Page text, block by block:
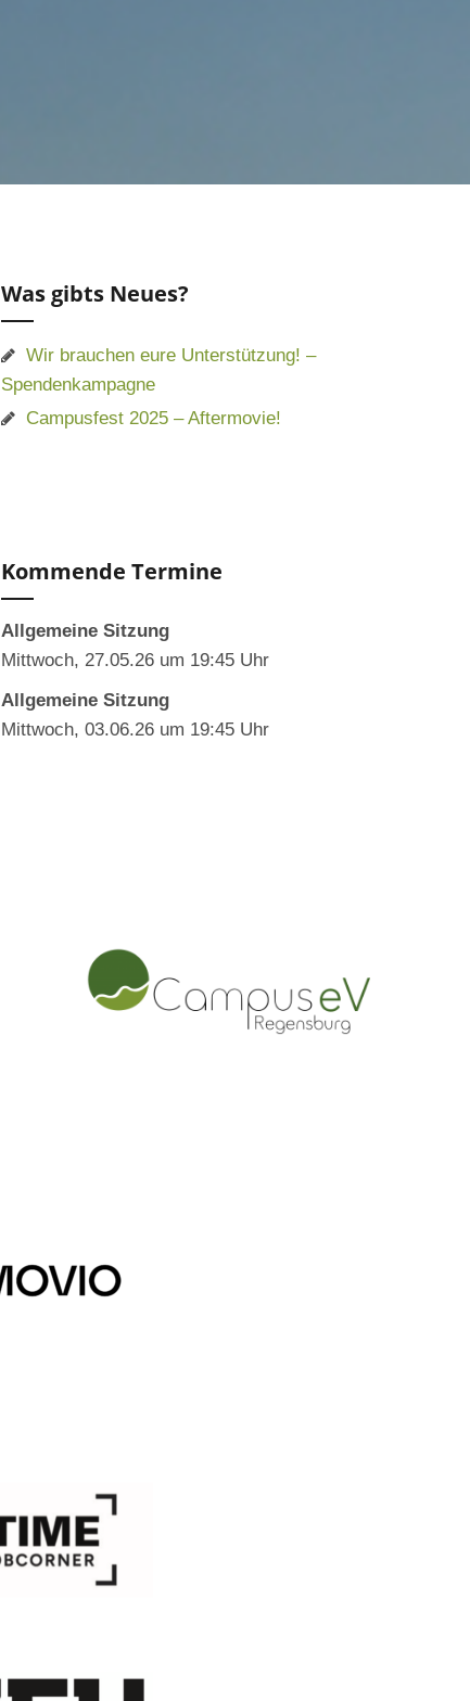
Was gibts Neues?
Wir brauchen eure Unterstützung! –
Spendenkampagne
Campusfest 2025 – Aftermovie!
Kommende Termine
Allgemeine Sitzung
Mittwoch, 27.05.26 um 19:45 Uhr
Allgemeine Sitzung
Mittwoch, 03.06.26 um 19:45 Uhr